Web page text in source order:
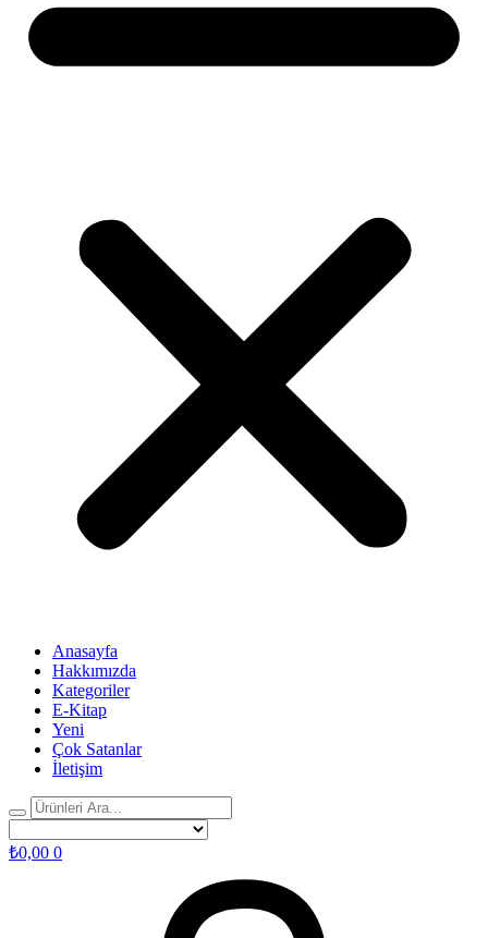
Anasayfa
Hakkımızda
Kategoriler
E-Kitap
Yeni
Çok Satanlar
İletişim
₺0,00 0